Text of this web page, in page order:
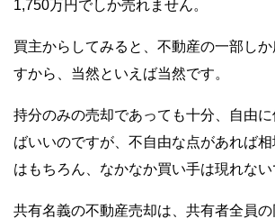
1,750万円でしか売れません。
買主からしてみると、不動産の一部し
すから、当然といえば当然です。
持分のみの売却であっても十分、自由
ばいいのですが、不自由な点があれば
はもちろん、なかなか買い手は現れない
共有名義の不動産売却は、共有者全員